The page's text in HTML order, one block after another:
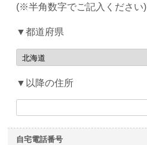
(※半角数字でご記入ください)
▼都道府県
▼以降の住所
自宅電話番号